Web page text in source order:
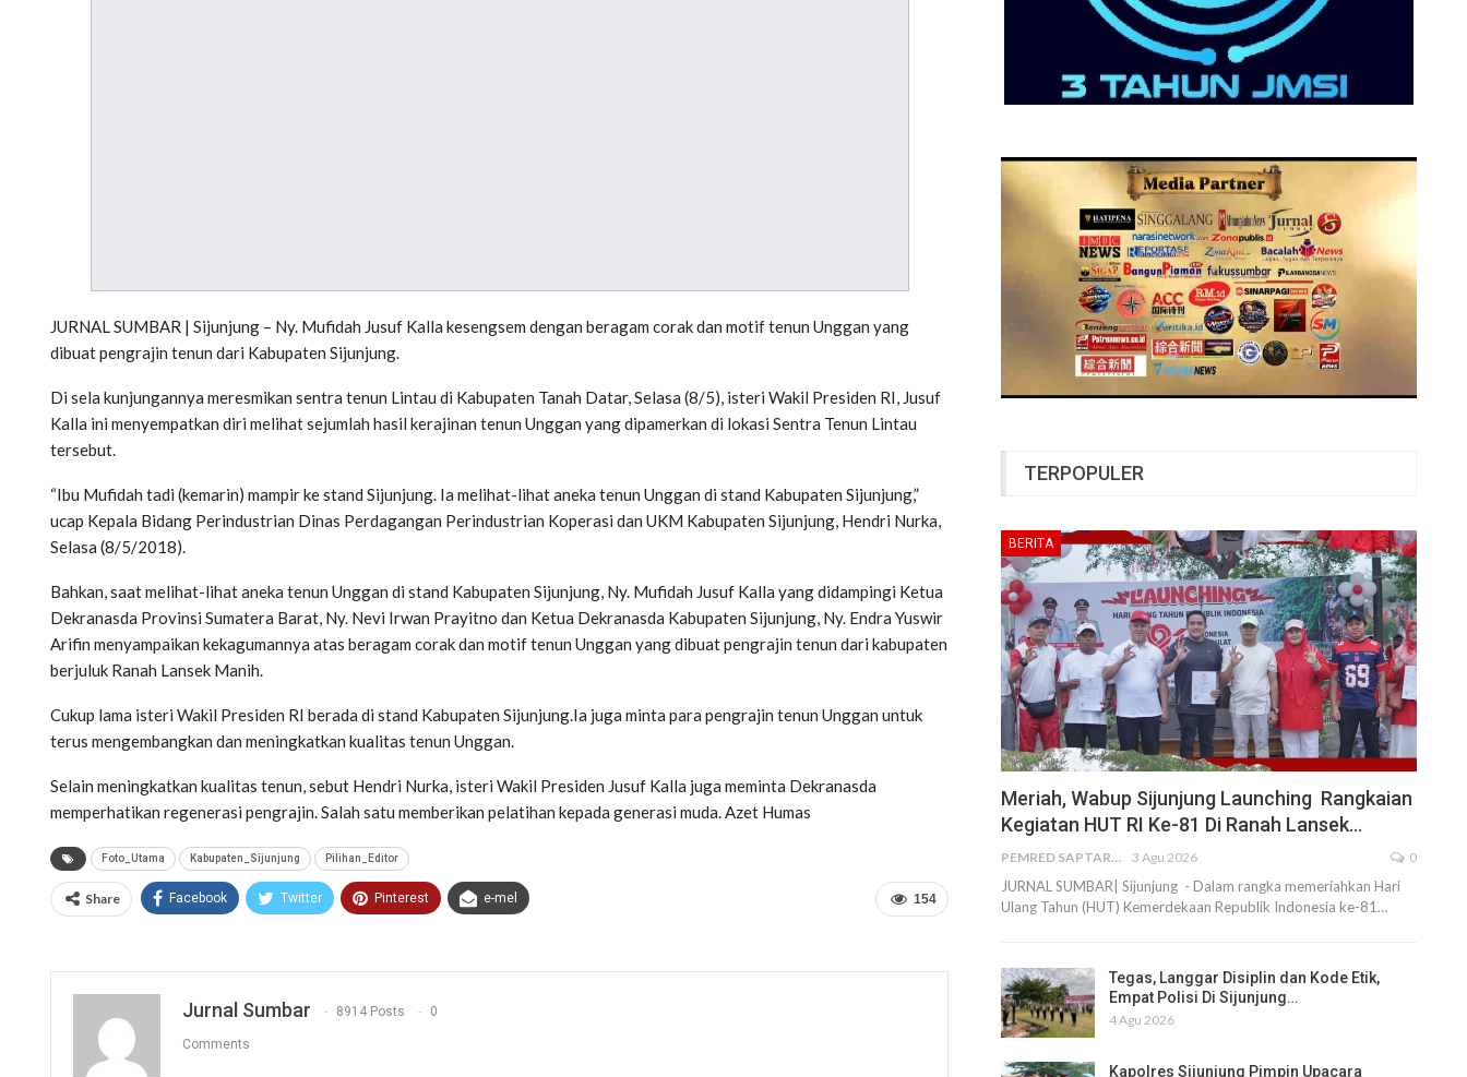
JURNAL SUMBAR | Sijunjung – Ny. Mufidah Jusuf Kalla kesengsem dengan beragam corak dan motif tenun Unggan yang
dibuat pengrajin tenun dari Kabupaten Sijunjung.
Di sela kunjungannya meresmikan sentra tenun Lintau di Kabupaten Tanah Datar, Selasa (8/5), isteri Wakil Presiden RI, Jusuf
Kalla ini menyempatkan diri melihat sejumlah hasil kerajinan tenun Unggan yang dipamerkan di lokasi Sentra Tenun Lintau
tersebut.
“Ibu Mufidah tadi (kemarin) mampir ke stand Sijunjung. Ia melihat-lihat aneka tenun Unggan di stand Kabupaten Sijunjung,”
ucap Kepala Bidang Perindustrian Dinas Perdagangan Perindustrian Koperasi dan UKM Kabupaten Sijunjung, Hendri Nurka,
Selasa (8/5/2018).
Bahkan, saat melihat-lihat aneka tenun Unggan di stand Kabupaten Sijunjung, Ny. Mufidah Jusuf Kalla yang didampingi Ketua
Dekranasda Provinsi Sumatera Barat, Ny. Nevi Irwan Prayitno dan Ketua Dekranasda Kabupaten Sijunjung, Ny. Endra Yuswir
Arifin menyampaikan kekagumannya atas beragam corak dan motif tenun Unggan yang dibuat pengrajin tenun dari kabupaten
berjuluk Ranah Lansek Manih.
Cukup lama isteri Wakil Presiden RI berada di stand Kabupaten Sijunjung.Ia juga minta para pengrajin tenun Unggan untuk
terus mengembangkan dan meningkatkan kualitas tenun Unggan.
Selain meningkatkan kualitas tenun, sebut Hendri Nurka, isteri Wakil Presiden Jusuf Kalla juga meminta Dekranasda
memperhatikan regenerasi pengrajin. Salah satu memberikan pelatihan kepada generasi muda. Azet Humas
Foto_Utama Kabupaten_Sijunjung Pilihan_Editor
154
Share Facebook Twitter Pinterest e-mel
Jurnal Sumbar 8914 Posts 0
Comments
TERPOPULER
BERITA
Meriah, Wabup Sijunjung Launching Rangkaian
Kegiatan HUT RI Ke-81 Di Ranah Lansek…
PEMRED SAPTARIUS 3 Agu 2026 0
JURNAL SUMBAR| Sijunjung - Dalam rangka memeriahkan Hari
Ulang Tahun (HUT) Kemerdekaan Republik Indonesia ke-81…
Tegas, Langgar Disiplin dan Kode Etik,
Empat Polisi Di Sijunjung…
4 Agu 2026
Kapolres Sijunjung Pimpin Upacara